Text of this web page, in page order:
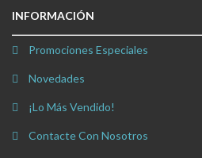
INFORMACIÓN
Promociones Especiales
Novedades
¡Lo Más Vendido!
Contacte Con Nosotros